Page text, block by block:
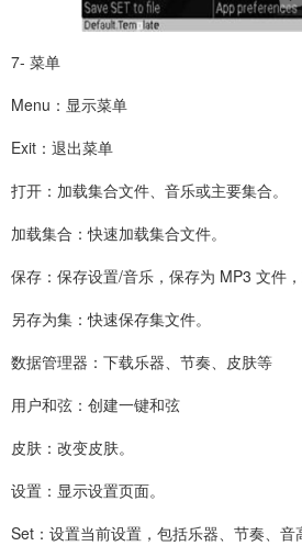
7- 菜单
Menu：显示菜单
Exit：退出菜单
打开：加载集合文件、音乐或主要集合。
加载集合：快速加载集合文件。
保存：保存设置/音乐，保存为 MP3 文件
另存为集：快速保存集文件。
数据管理器：下载乐器、节奏、皮肤等
用户和弦：创建一键和弦
皮肤：改变皮肤。
设置：显示设置页面。
Set：设置当前设置，包括乐器、节奏、音